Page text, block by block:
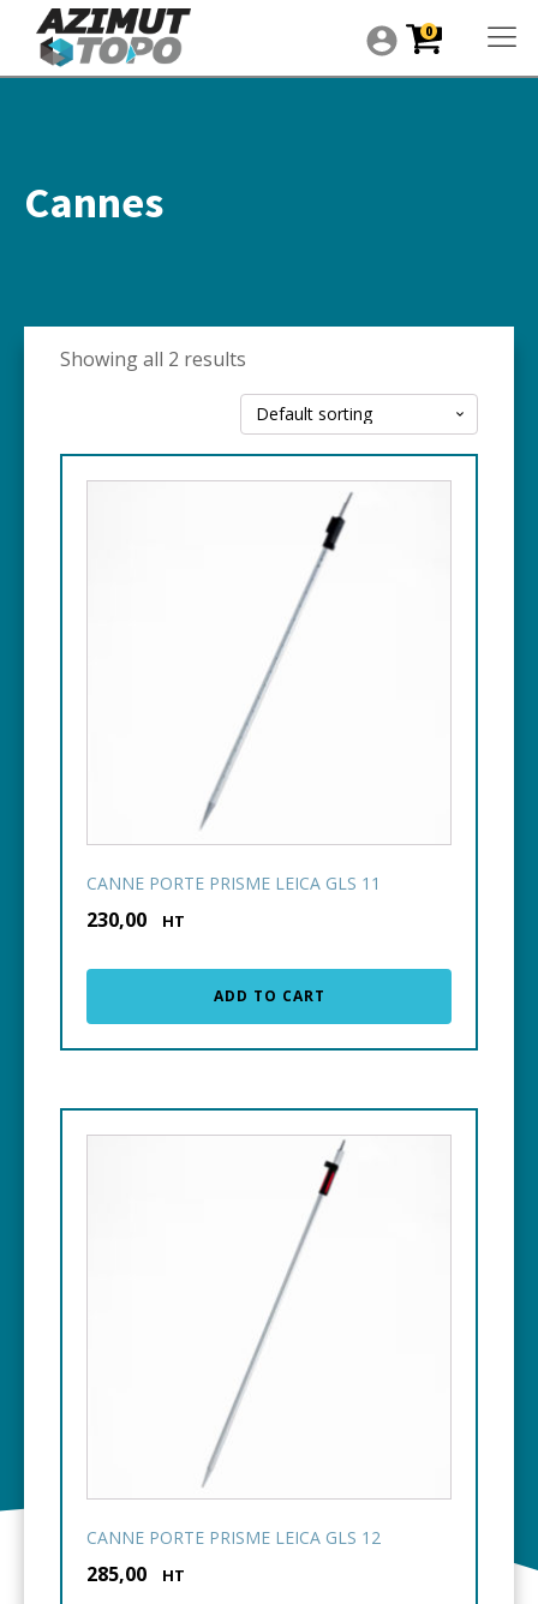
0
Cannes
Showing all 2 results
CANNE PORTE PRISME LEICA GLS 11
230,00 HT
ADD TO CART
CANNE PORTE PRISME LEICA GLS 12
285,00 HT